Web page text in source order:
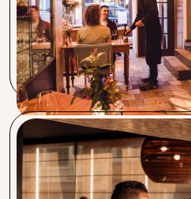
bespaard door verschillende
Italiaan was ik verrast door hun
koffie. We zijn erg blij om onze
kunnen serveren.
Coupe de Nice, Sable
Charlie’s